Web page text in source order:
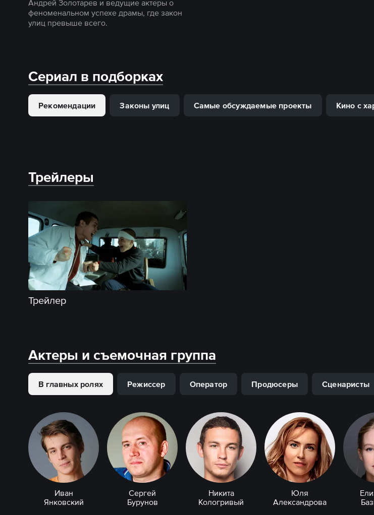
Андрей Золотарев и ведущие актеры о
феноменальном успехе драмы, где закон
улиц превыше всего.
Сериал в подборках
Рекомендации Законы улиц Самые обсуждаемые проекты Кино с
Трейлеры
Трейлер
Актеры и съемочная группа
В главных ролях Режиссер Оператор Продюсеры Сценаристы
Иван
Янковский
Сергей
Бурунов
Никита
Кологривый
Юля
Александрова